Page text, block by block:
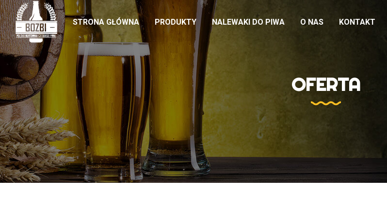
STRONA GŁÓWNA PRODUKTY NALEWAKI DO PIWA O NAS KONTAKT
OFERTA